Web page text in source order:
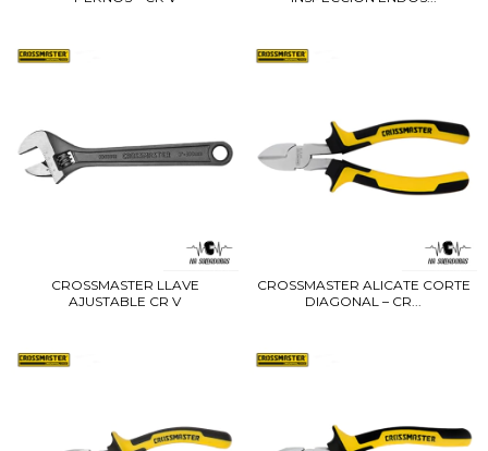
CROSSMASTER LLAVE
AJUSTABLE CR V
CROSSMASTER ALICATE CORTE
DIAGONAL – CR...